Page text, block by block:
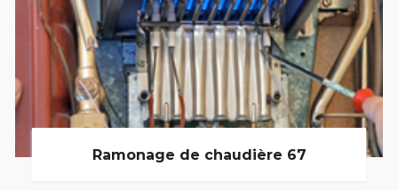
Ramonage de chaudière 67